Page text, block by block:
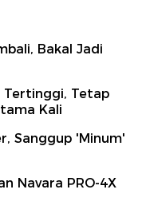
Bakal Jadi
Tertinggi, Tetap
Kali
Sanggup 'Minum'
Navara PRO-4X